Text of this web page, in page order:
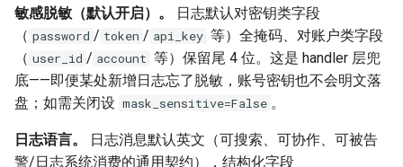
敏感脱敏（默认开启）。
日志默认对密钥类字段
（ password / token / api_key 等）全掩码、对账户类字段
（ user_id / account 等）保留尾 4 位。这是 handler 层兜
底——即便某处新增日志忘了脱敏，账号密钥也不会明文落
盘；如需关闭设 mask_sensitive=False 。
日志语言。
日志消息默认英文（可搜索、可协作、可被告
警/日志系统消费的通用契约），结构化字段